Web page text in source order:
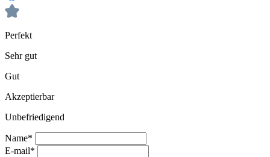
Perfekt
Sehr gut
Gut
Akzeptierbar
Unbefriedigend
Name*
E-mail*